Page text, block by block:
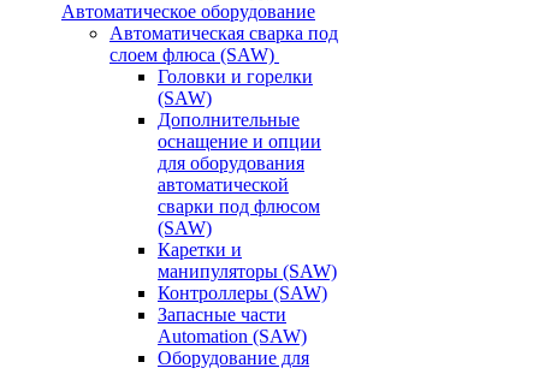
Автоматическое оборудование
Автоматическая сварка под
слоем флюса (SAW)
Головки и горелки
(SAW)
Дополнительные
оснащение и опции
для оборудования
автоматической
сварки под флюсом
(SAW)
Каретки и
манипуляторы (SAW)
Контроллеры (SAW)
Запасные части
Automation (SAW)
Оборудование для